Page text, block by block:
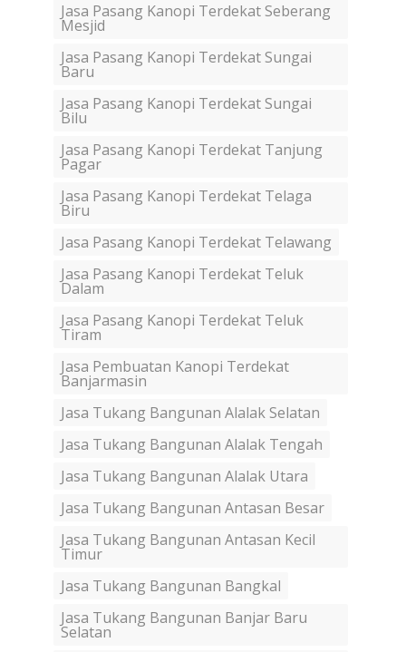
Jasa Pasang Kanopi Terdekat Seberang
Mesjid
Jasa Pasang Kanopi Terdekat Sungai
Baru
Jasa Pasang Kanopi Terdekat Sungai
Bilu
Jasa Pasang Kanopi Terdekat Tanjung
Pagar
Jasa Pasang Kanopi Terdekat Telaga
Biru
Jasa Pasang Kanopi Terdekat Telawang
Jasa Pasang Kanopi Terdekat Teluk
Dalam
Jasa Pasang Kanopi Terdekat Teluk
Tiram
Jasa Pembuatan Kanopi Terdekat
Banjarmasin
Jasa Tukang Bangunan Alalak Selatan
Jasa Tukang Bangunan Alalak Tengah
Jasa Tukang Bangunan Alalak Utara
Jasa Tukang Bangunan Antasan Besar
Jasa Tukang Bangunan Antasan Kecil
Timur
Jasa Tukang Bangunan Bangkal
Jasa Tukang Bangunan Banjar Baru
Selatan